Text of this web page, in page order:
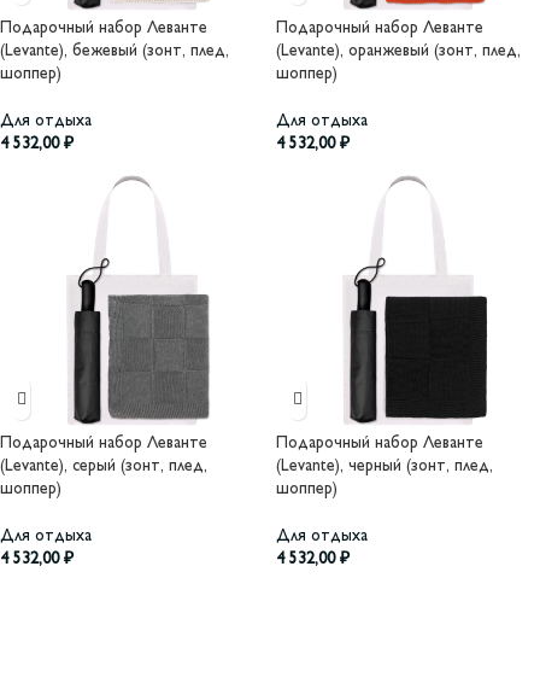
Подарочный набор Леванте
(Levante), бежевый (зонт, плед,
шоппер)
Для отдыха
4 532,00 ₽
Подарочный набор Леванте
(Levante), оранжевый (зонт, плед,
шоппер)
Для отдыха
4 532,00 ₽
Подарочный набор Леванте
(Levante), серый (зонт, плед,
шоппер)
Для отдыха
4 532,00 ₽
Подарочный набор Леванте
(Levante), черный (зонт, плед,
шоппер)
Для отдыха
4 532,00 ₽